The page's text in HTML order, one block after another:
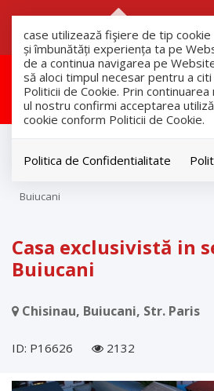
case utilizează fişiere de tip
și îmbunătăți experiența ta pe
de a continua navigarea pe
să aloci timpul necesar pentru a
Politicii de Cookie. Prin
ul nostru confirmi acceptarea
cookie conform Politicii de Cookie.
Politica de Confidentialitate
Aceasta
vandut!
Дома
Buiucani
Casa exclusivistă in
Buiucani
Chisinau, Buiucani, Str. Paris
ID: P16626 2132